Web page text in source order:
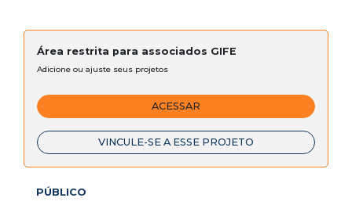
Área restrita para associados GIFE
Adicione ou ajuste seus projetos
ACESSAR
VINCULE-SE A ESSE PROJETO
PÚBLICO